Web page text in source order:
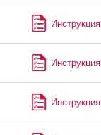
Инструкция
Инструкция
Инструкция